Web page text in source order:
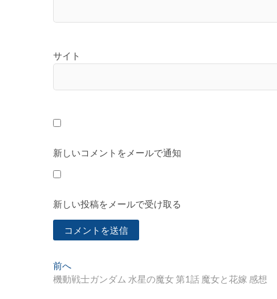
サイト
新しいコメントをメールで通知
新しい投稿をメールで受け取る
投
稿
前へ
去
機動戦士ガンダム 水星の魔女 第1話 魔女と花嫁 感想